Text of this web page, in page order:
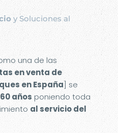
y Soluciones al
una de las
en venta de
en España] se
años poniendo toda
al servicio del